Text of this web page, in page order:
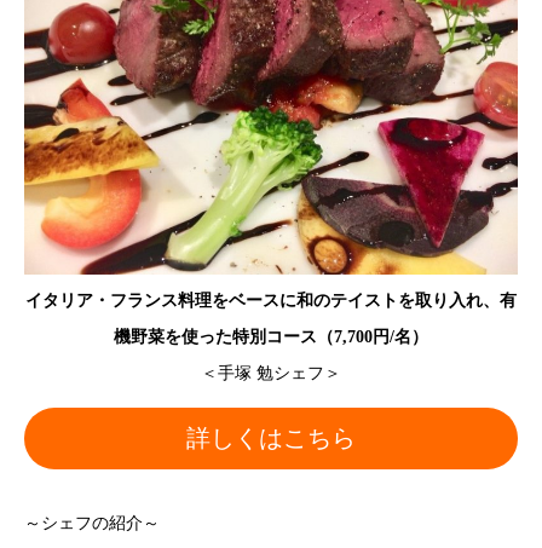
イタリア・フランス料理をベースに和のテイストを取り入れ、有
機野菜を使った特別コース（7,700円/名）
＜手塚 勉シェフ＞
詳しくはこちら
～シェフの紹介～